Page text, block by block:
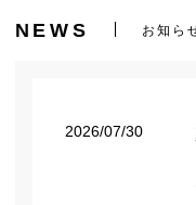
NEWS お知ら
2026/07/30